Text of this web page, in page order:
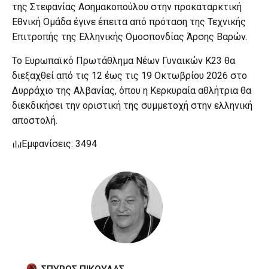
της Στεφανίας Ασημακοπούλου στην προκαταρκτική
Εθνική Ομάδα έγινε έπειτα από πρόταση της Τεχνικής
Επιτροπής της Ελληνικής Ομοσπονδίας Άρσης Βαρών.
Το Ευρωπαϊκό Πρωτάθλημα Νέων Γυναικών Κ23 θα
διεξαχθεί από τις 12 έως τις 19 Οκτωβρίου 2026 στο
Δυρράχιο της Αλβανίας, όπου η Κερκυραία αθλήτρια θα
διεκδικήσει την οριστική της συμμετοχή στην ελληνική
αποστολή.
Εμφανίσεις: 3494